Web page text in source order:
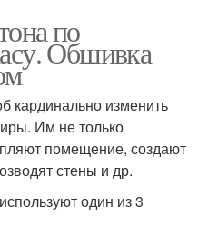
по
Обшивка
кардинально изменить
Им не только
помещение, создают
стены и др.
один из 3